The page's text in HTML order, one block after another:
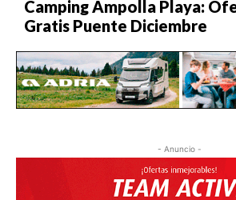
Camping Ampolla Playa:
Gratis Puente Diciembre
- Anuncio -